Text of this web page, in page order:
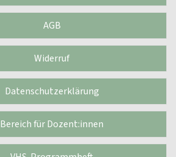
AGB
Widerruf
Datenschutzerklärung
Bereich für Dozent:innen